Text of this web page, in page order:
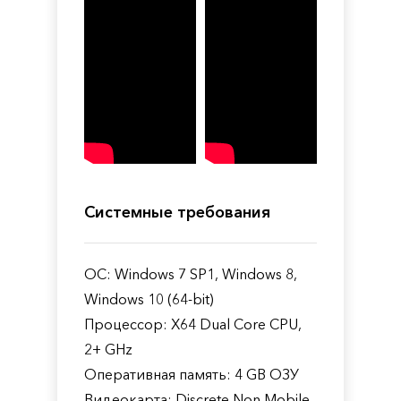
Системные требования
ОС: Windows 7 SP1, Windows 8,
Windows 10 (64-bit)
Процессор: X64 Dual Core CPU,
2+ GHz
Оперативная память: 4 GB ОЗУ